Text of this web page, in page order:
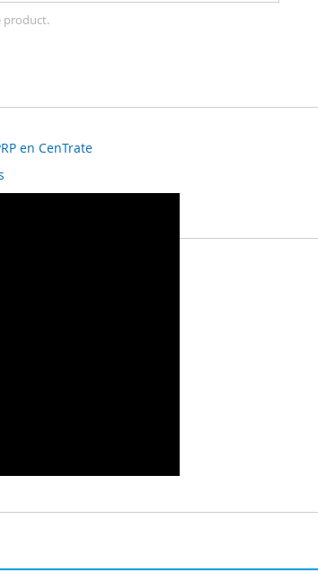
product.
centrifugebak.
en CenTrate